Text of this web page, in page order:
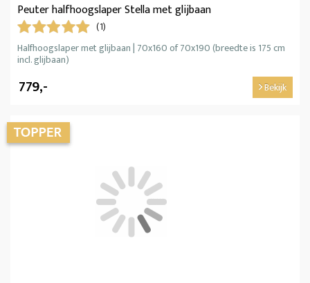
Peuter halfhoogslaper Stella met glijbaan
(1)
Halfhoogslaper met glijbaan | 70x160 of 70x190 (breedte is 175 cm
incl. glijbaan)
779,- Bekijk